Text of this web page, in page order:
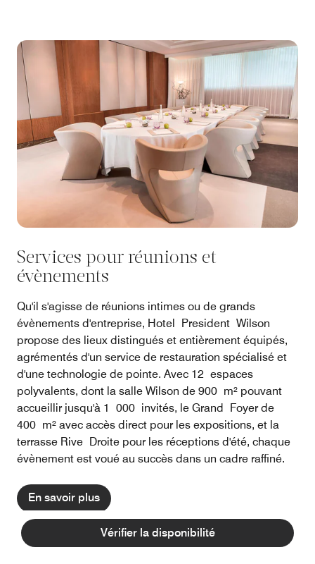
Vérifier la disponibilité
Services pour réunions et
évènements
Qu'il s'agisse de réunions intimes ou de grands
évènements d'entreprise, Hotel President Wilson
propose des lieux distingués et entièrement équipés,
agrémentés d'un service de restauration spécialisé et
d'une technologie de pointe. Avec 12 espaces
polyvalents, dont la salle Wilson de 900 m² pouvant
accueillir jusqu'à 1 000 invités, le Grand Foyer de
400 m² avec accès direct pour les expositions, et la
terrasse Rive Droite pour les réceptions d'été, chaque
évènement est voué au succès dans un cadre raffiné.
En savoir plus